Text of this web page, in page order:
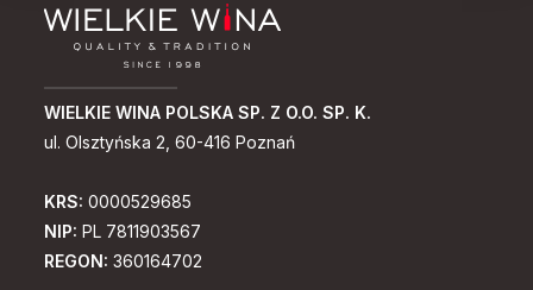
WIELKIE WINA POLSKA SP. Z O.O. SP. K.
ul. Olsztyńska 2, 60-416 Poznań
KRS: 0000529685
NIP: PL 7811903567
REGON: 360164702